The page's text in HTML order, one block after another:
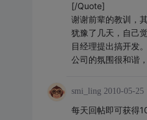
[/Quote]
谢谢前辈的教训，
犹豫了几天，自己
目经理提出搞开发。
公司的氛围很和谐
smi_ling 2010-05-25
每天回帖即可获得